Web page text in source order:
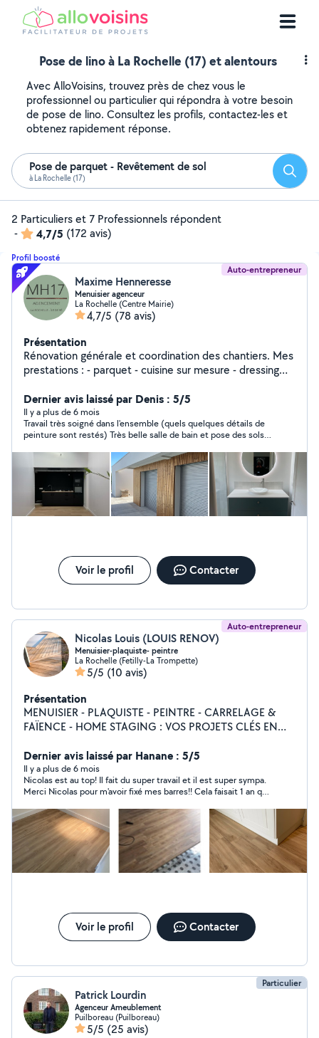
Pose de lino à La Rochelle (17) et alentours
Avec AlloVoisins, trouvez près de chez vous le
professionnel ou particulier qui répondra à votre besoin
de pose de lino. Consultez les profils, contactez-les et
obtenez rapidement réponse.
Pose de parquet - Revêtement de sol
à La Rochelle (17)
2 Particuliers et 7 Professionnels répondent
-
4,7/5 (172 avis)
Profil boosté
Auto-entrepreneur
Maxime Henneresse
Menuisier agenceur
La Rochelle (Centre Mairie)
4,7/5 (78 avis)
Présentation
Rénovation générale et coordination des chantiers. Mes
prestations : - parquet - cuisine sur mesure - dressing
Placo ) - bandes - peinture - carrelage sol et mur -
terrasse bois - bardage
Dernier avis laissé par Denis : 5/5
Il y a plus de 6 mois
Travail très soigné dans l'ensemble (quels quelques détails de
peinture sont restés) Très belle salle de bain et pose des sols
mois d'août, le délai a été tenu. Je recommande
Voir le profil Contacter
Auto-entrepreneur
Nicolas Louis (LOUIS RENOV)
Menuisier-plaquiste- peintre
La Rochelle (Fetilly-La Trompette)
5/5 (10 avis)
Présentation
MENUISIER - PLAQUISTE - PEINTRE - CARRELAGE &
FAÏENCE - HOME STAGING : VOS PROJETS CLÉS EN
fonctionnel ? Que ce soit pour des travaux de
rénovation, d'aménagement ou pour valoriser votre bien
immobilier, je suis à votre service pour des prestations
sur mesure : Mes prestations : Menuiserie : Pose de
portes, fenêtres, parquets, et création de meubles sur
mesure. Plaquage : Cloisons, plafonds, isolations,
travaux en plaques de plâtre (placo). Peinture :
Préparation des murs, peinture intérieure et extérieure,
finitions soignées. Carrelage & faïence : Pose de sols et
Dernier avis laissé par Hanane : 5/5
Il y a plus de 6 mois
Nicolas est au top! Il fait du super travail et il est super sympa.
Merci Nicolas pour m'avoir fixé mes barres!! Cela faisait 1 an que
A bientôt
Voir le profil Contacter
Particulier
Patrick Lourdin
Agenceur Ameublement
Puilboreau (Puilboreau)
5/5 (25 avis)